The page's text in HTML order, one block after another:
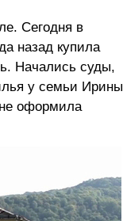
Сегодня в
назад купила
Начались суды,
у семьи Ирины
оформила